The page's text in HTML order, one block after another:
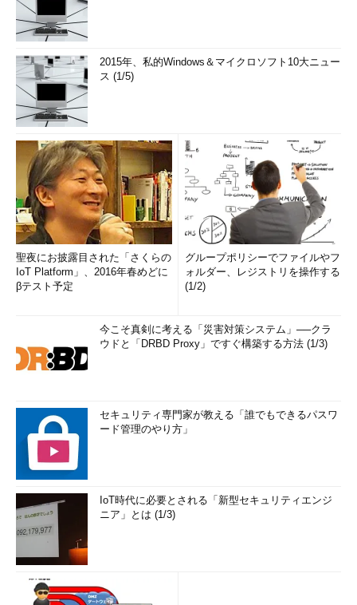
2015年、私的Windows＆マイクロソフト10大ニュー
ス (1/5)
聖夜にお披露目された「さくらの
IoT Platform」、2016年春めどに
βテスト予定
グループポリシーでファイルやフ
ォルダー、レジストリを操作する
(1/2)
今こそ真剣に考える「災害対策システム」──クラ
ウドと「DRBD Proxy」ですぐ構築する方法 (1/3)
セキュリティ専門家が教える「誰でもできるパスワ
ード管理のやり方」
IoT時代に必要とされる「新型セキュリティエンジ
ニア」とは (1/3)